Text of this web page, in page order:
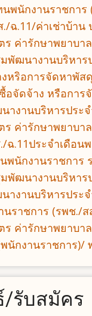
พนักงานราชกา
ฉ.11/ค่าเช่าบ้าน
ร ค่ารักษาพยาบ
มพัฒนางานบริหา
หริอการจัดหาพัส
อจัดจ้าง หรือกา
างานบริหารประ
ร ค่ารักษาพยาบ
ฉ.11ประจำเดือน
พนักงานราชการ
มพัฒนางานบริหา
างานบริหารประ
ราชการ (รพช./ส
ร ค่ารักษาพยาบา
นักงานราชการ)/
/รับสมัคร